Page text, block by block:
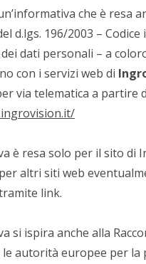
che è resa
d.lgs. 196/2003 –
dati personali – a
con i servizi web di
via telematica a partire
è resa solo per il sito di
altri siti web
link.
si ispira anche alla
le autorità europee per la